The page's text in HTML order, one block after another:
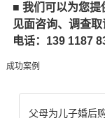
■ 我们可以为您提
见面咨询、调查
电话：139 1187
成功案例